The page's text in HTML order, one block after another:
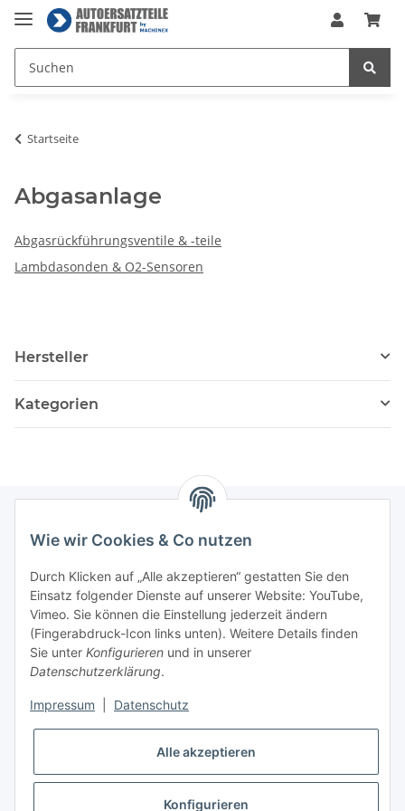
Startseite
Abgasanlage
Abgasrückführungsventile & -teile
Lambdasonden & O2-Sensoren
Hersteller
Kategorien
Bitte senden Sie mir entsprechend Ihrer
Datenschutzerklärungregelmäßig und jederzeit widerruflich
Informationen zu Ihrem Produktsortiment per E-Mail zu.
Gesetzliche Informationen
Wie wir Cookies & Co nutzen
Durch Klicken auf „Alle akzeptieren“ gestatten Sie den
Einsatz folgender Dienste auf unserer Website: YouTube,
Vimeo. Sie können die Einstellung jederzeit ändern
(Fingerabdruck-Icon links unten). Weitere Details finden
Sie unter Konfigurieren und in unserer
Datenschutzerklärung.
Impressum Datenschutz
Alle akzeptieren
Konfigurieren